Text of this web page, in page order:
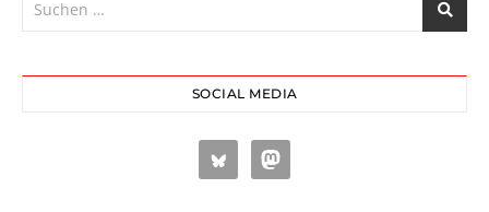
SOCIAL MEDIA